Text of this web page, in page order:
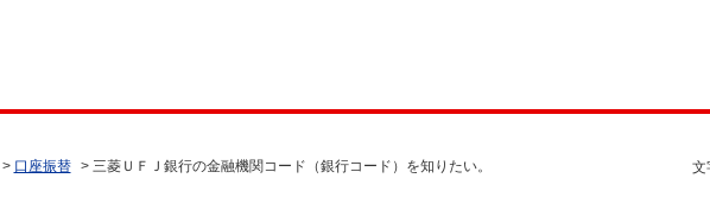
文
> 口座振替 > 三菱ＵＦＪ銀行の金融機関コード（銀行コード）を知りたい。